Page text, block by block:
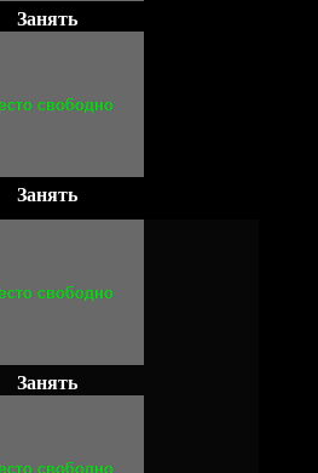
Занять
Занять
Занять